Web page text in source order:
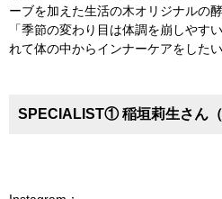
ーブを加えた生活の木オリジナルの酵
「季節の変わり目は体調を崩しやす
れて体の中からインナーケアをしたい
SPECIALIST① 稲垣莉生さん